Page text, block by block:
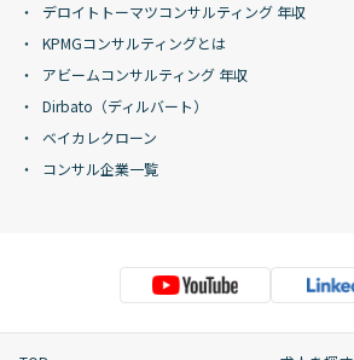
デロイトトーマツコンサルティング 年収
KPMGコンサルティングとは
アビームコンサルティング 年収
Dirbato（ディルバート）
ベイカレクローン
コンサル企業一覧